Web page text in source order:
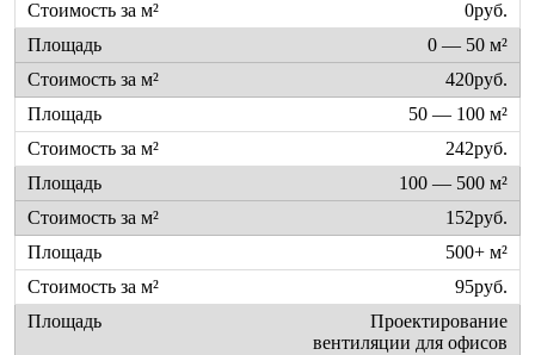
0руб.
0 — 50 м²
420руб.
50 — 100 м²
242руб.
100 — 500 м²
152руб.
500+ м²
95руб.
Проектирование
вентиляции для офисов